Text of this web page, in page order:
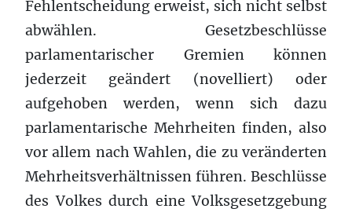
Fehlentscheidung erweist, sich nicht selbst
abwählen. Gesetzbeschlüsse
parlamentarischer Gremien können
jederzeit geändert (novelliert) oder
aufgehoben werden, wenn sich dazu
parlamentarische Mehrheiten finden, also
vor allem nach Wahlen, die zu veränderten
Mehrheitsverhältnissen führen. Beschlüsse
des Volkes durch eine Volksgesetzgebung